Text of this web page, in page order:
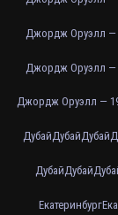
Джордж Оруэлл —
Джордж Оруэлл —
Джордж Оруэлл —
ДубайДубайДубай
ДубайДубай
Екатеринбург